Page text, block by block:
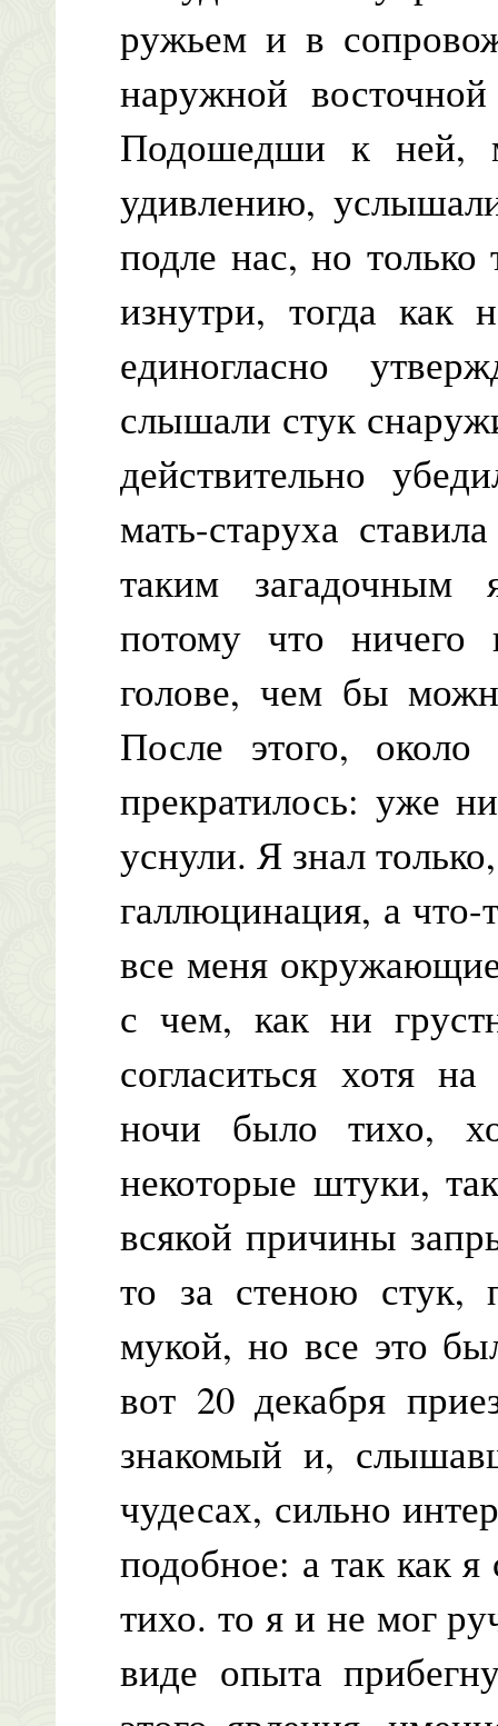
ружьем и в
наружной
Подошедши к ней,
удивлению,
подле нас, но
изнутри, тогда как
единогласно
слышали стук
действительно
мать-старуха
таким загадочным
потому что
голове, чем бы
После этого,
прекратилось: уже
уснули. Я знал
галлюцинация, а что-
все меня
с чем, как ни
согласиться хотя
ночи было тихо,
некоторые штуки,
всякой причины
то за стеною стук,
мукой, но все это
вот 20 декабря
знакомый и,
чудесах, сильно
подобное: а так как я
тихо. то я и не мог
виде опыта